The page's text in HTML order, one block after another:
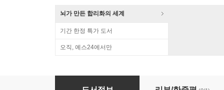
뇌가 만든 합리화의 세계
기간 한정 특가 도서
오직, 예스24에서만
지구과학 교사들의 하와이 지질 여행